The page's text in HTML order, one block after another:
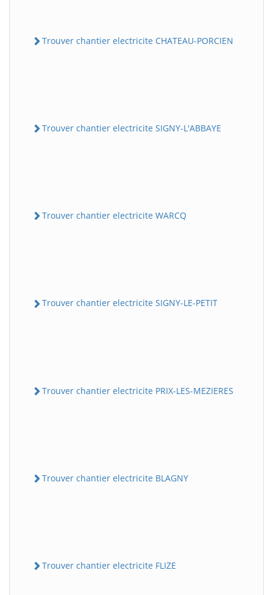
Trouver chantier electricite CHATEAU-PORCIEN
Trouver chantier electricite SIGNY-L'ABBAYE
Trouver chantier electricite WARCQ
Trouver chantier electricite SIGNY-LE-PETIT
Trouver chantier electricite PRIX-LES-MEZIERES
Trouver chantier electricite BLAGNY
Trouver chantier electricite FLIZE